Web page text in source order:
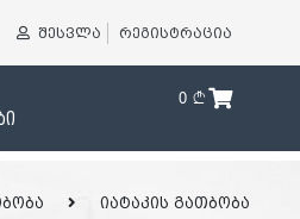
შესვლა რეგისტრაცია
0
იატაკის გათბობა